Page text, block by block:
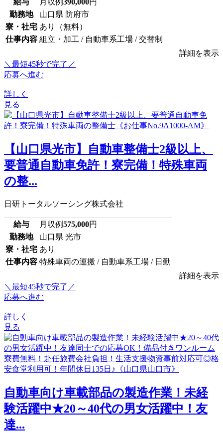
給与 月収例390,000円
勤務地
山口県 防府市
寮・社宅 あり（無料）
仕事内容 組立・加工 / 自動車系工場 / 交替制
詳細を表示
＼最短45秒で完了／
応募へ進む
詳しく
見る
【山口県光市】自動車整備士2級以上、
要普通自動車免許！寮完備！特殊車両
の整...
日研トータルソーシング株式会社
給与 月収例575,000円
勤務地
山口県 光市
寮・社宅 あり
仕事内容 特殊車両の運搬 / 自動車系工場 / 日勤
詳細を表示
＼最短45秒で完了／
応募へ進む
詳しく
見る
自動車向け車載部品の製造作業！未経
験活躍中★20～40代の男女活躍中！友
達...